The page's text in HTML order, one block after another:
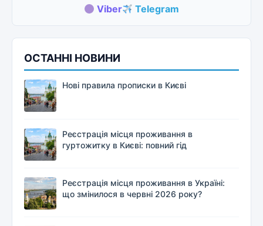
Viber
Telegram
ОСТАННІ НОВИНИ
Нові правила прописки в Києві
Реєстрація місця проживання в
гуртожитку в Києві: повний гід
Реєстрація місця проживання в Україні:
що змінилося в червні 2026 року?